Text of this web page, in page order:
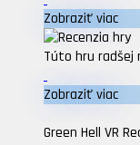
Zobraziť viac
Túto hru radšej
Zobraziť viac
Green Hell VR